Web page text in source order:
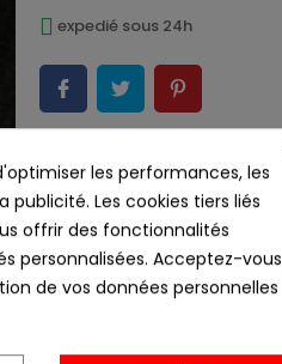
expedié sous 24h
les performances, les
Les cookies tiers liés
offrir des fonctionnalités
personnalisées. Acceptez-vous
de vos données personnelles